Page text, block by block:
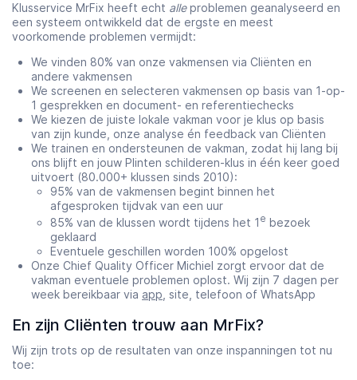
Klusservice MrFix heeft echt alleproblemen geanalyseerd en
een systeem ontwikkeld dat de ergste en meest
voorkomende problemen vermijdt:
We vinden 80% van onze vakmensen via Cliënten en
andere vakmensen
We screenen en selecteren vakmensen op basis van 1-op-
1 gesprekken en document- en referentiechecks
We kiezen de juiste lokale vakman voor je klus op basis
van zijn kunde, onze analyse én feedback van Cliënten
We trainen en ondersteunen de vakman, zodat hij lang bij
ons blijft en jouw Plinten schilderen-klus in één keer goed
uitvoert (80.000+ klussen sinds 2010):
95% van de vakmensen begint binnen het
afgesproken tijdvak van een uur
85% van de klussen wordt tijdens het 1 e bezoek
geklaard
Eventuele geschillen worden 100% opgelost
Onze Chief Quality Officer Michiel zorgt ervoor dat de
vakman eventuele problemen oplost. Wij zijn 7 dagen per
week bereikbaar via app , site, telefoon of WhatsApp
En zijn Cliënten trouw aan MrFix?
Wij zijn trots op de resultaten van onze inspanningen tot nu
toe: